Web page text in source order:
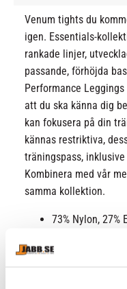
Venum tights du
igen. Essentials-
rankade linjer,
passande, förhöjda
Performance
att du ska känna dig
kan fokusera på din
kännas restriktiva,
träningspass,
Kombinera med vår
samma kollektion.
73% Nylon, 27%
Kompressivt, lätt